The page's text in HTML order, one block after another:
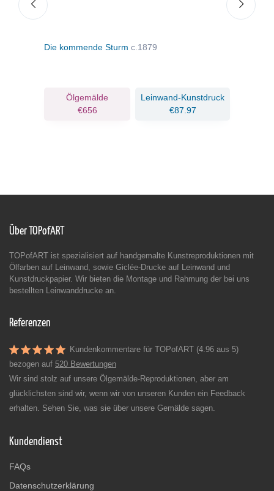
Die kommende Sturm c.1879
Ölgemälde
€656
Leinwand-Kunstdruck
€87.97
Über TOPofART
TOPofART ist spezialisiert auf handgemalte Kunstreproduktionen mit
Ölfarben auf Leinwand, sowie Giclée-Drucke auf Leinwand und
Kunstdruckpapier. Wir bieten die Montage und Rahmung der bei uns
bestellten Leinwanddrucke an.
Referenzen
Kundenkommentare für TOPofART (4.96 aus 5)
bezogen auf 520 Bewertungen
Wir sind stolz auf unsere Ölgemälde-Reproduktionen, aber am
glücklichsten sind wir, wenn wir von unseren Kunden ein Feedback
erhalten. Sehen Sie, was sie über unsere Gemälde sagen.
Kundendienst
FAQs
Datenschutzerklärung